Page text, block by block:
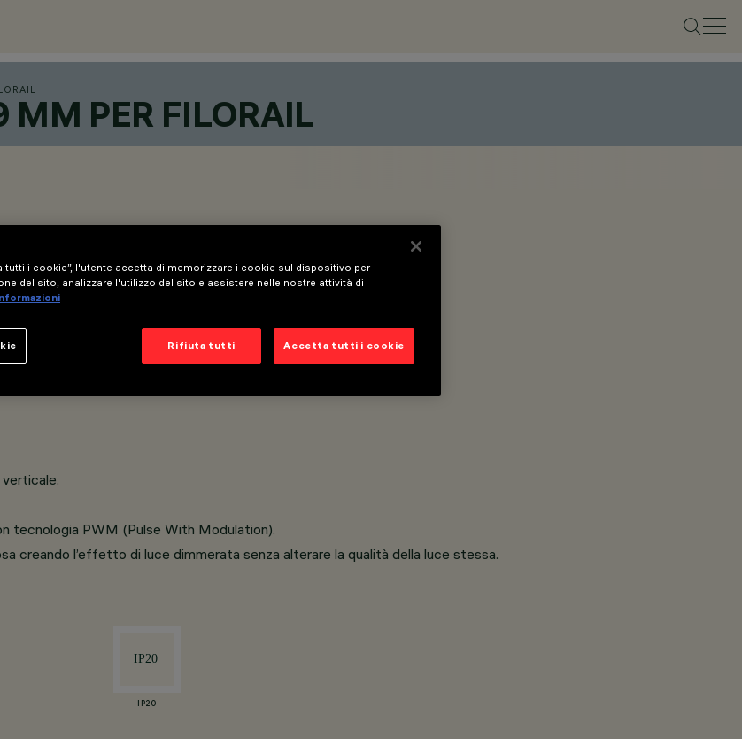
MM PER FILORAIL
verticale.
tecnologia PWM (Pulse With Modulation).
creando l’effetto di luce dimmerata senza alterare la qualità della luce stessa.
IP20
tutti i cookie”, l'utente accetta di memorizzare i cookie sul dispositivo per
del sito, analizzare l'utilizzo del sito e assistere nelle nostre attività di
Rifiuta tutti Accetta tutti i cookie